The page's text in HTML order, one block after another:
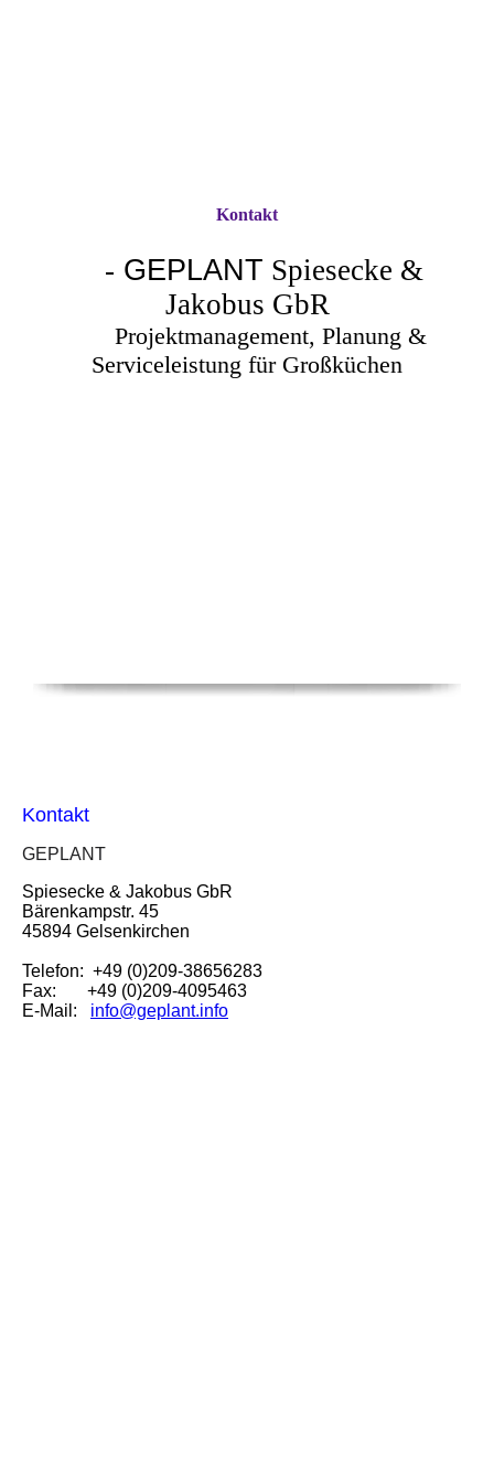
- GEPLANT Spiesecke &
Jakobus GbR
Projektmanagement, Planung &
Serviceleistung für Großküchen
Kontakt
Kontakt
GEPLANT
Spiesecke & Jakobus GbR
Bärenkampstr. 45
45894 Gelsenkirchen
Telefon: +49 (0)209-38656283
Fax: +49 (0)209-4095463
E-Mail: info@geplant.info